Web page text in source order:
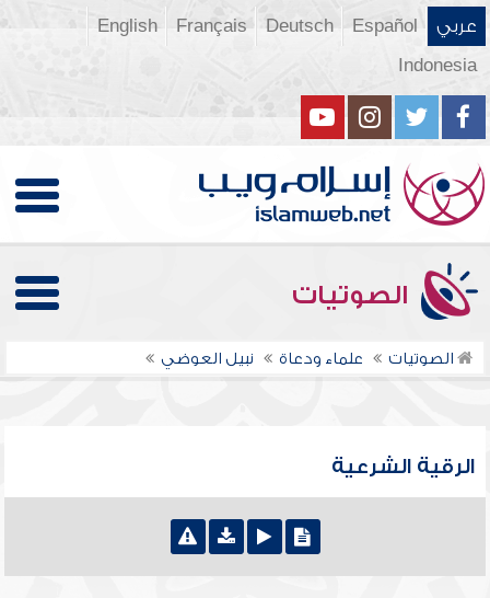
عربي Español
Deutsch
Français
English
Indonesia
الصوتيات
الصوتيات علماء ودعاة نبيل العوضي
الرقية الشرعية